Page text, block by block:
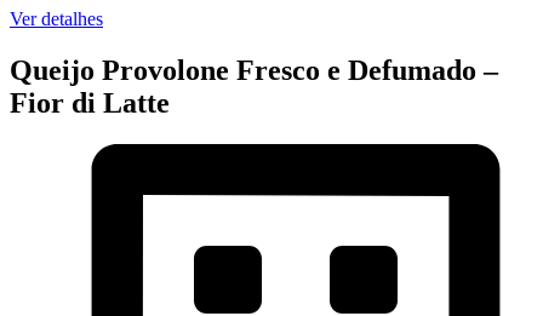
Ver detalhes
Queijo Provolone Fresco e Defumado –
Fior di Latte